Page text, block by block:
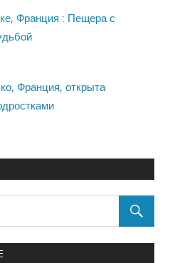
Франция : Пещера с
Франция, открыта